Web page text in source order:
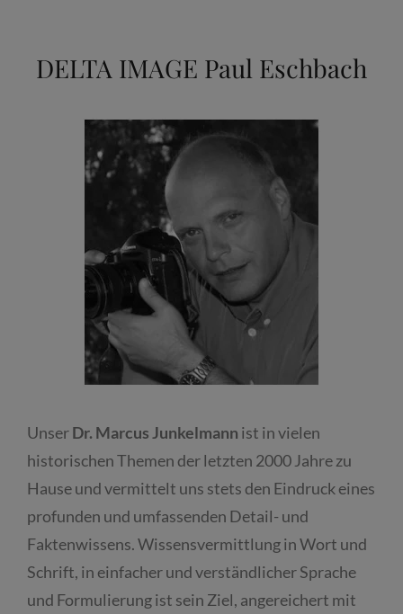
DELTA IMAGE Paul Eschbach
UnserDr. Marcus Junkelmann ist in vielen
historischen Themen der letzten 2000 Jahre zu
Hause und vermittelt uns stets den Eindruck eines
profunden und umfassenden Detail- und
Faktenwissens. Wissensvermittlung in Wort und
Schrift, in einfacher und verständlicher Sprache
und Formulierung ist sein Ziel, angereichert mit